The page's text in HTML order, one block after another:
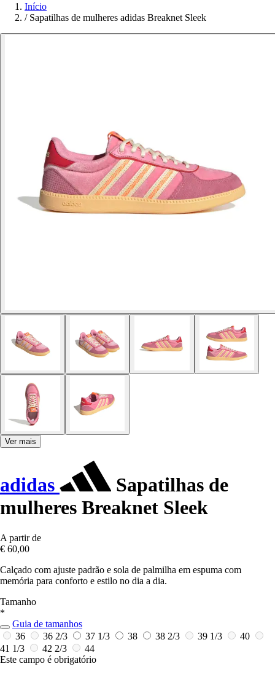
Início
/ Sapatilhas de mulheres adidas Breaknet Sleek
Ver mais
adidas
Sapatilhas de
mulheres Breaknet Sleek
A partir de
€ 60,00
Calçado com ajuste padrão e sola de palmilha em espuma com
memória para conforto e estilo no dia a dia.
Tamanho
*
Guia de tamanhos
36
36 2/3 37 1/3 38 38 2/3 39 1/3
40
41 1/3
42 2/3
44
Este campo é obrigatório